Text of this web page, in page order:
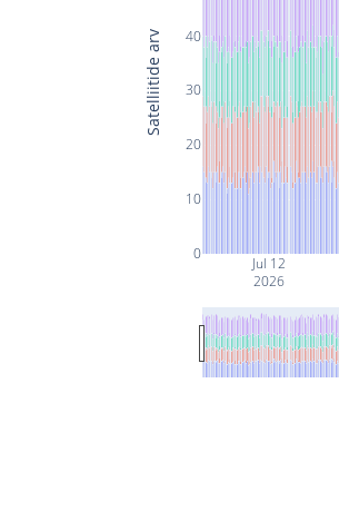
Jul 12
2026
0
10
20
30
40
Satelliitide arv